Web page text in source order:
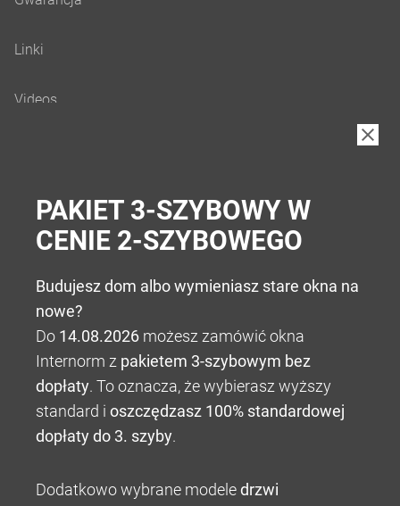
PAKIET 3-SZYBOWY W
CENIE 2-SZYBOWEGO
Budujesz dom albo wymieniasz stare okna na
nowe?
Do 14.08.2026 możesz zamówić okna
Internorm z pakietem 3-szybowym bez
dopłaty. To oznacza, że wybierasz wyższy
standard i oszczędzasz 100% standardowej
dopłaty do 3. szyby.
Dodatkowo wybrane modeledrzwi